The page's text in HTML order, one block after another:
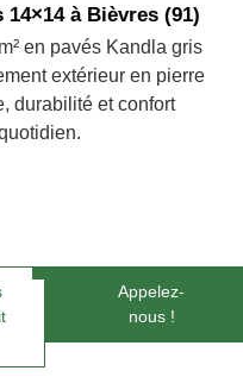
à Bièvres (91)
en pavés Kandla gris
extérieur en pierre
durabilité et confort
Appelez-
nous !